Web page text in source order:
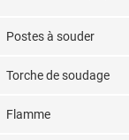
Postes à souder
Torche de soudage
Flamme